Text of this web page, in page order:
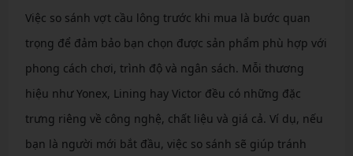
Việc so sánh vợt cầu lông trước khi mua là bước quan
trọng để đảm bảo bạn chọn được sản phẩm phù hợp với
phong cách chơi, trình độ và ngân sách. Mỗi thương
hiệu như Yonex, Lining hay Victor đều có những đặc
trưng riêng về công nghệ, chất liệu và giá cả. Ví dụ, nếu
bạn là người mới bắt đầu, việc so sánh sẽ giúp tránh